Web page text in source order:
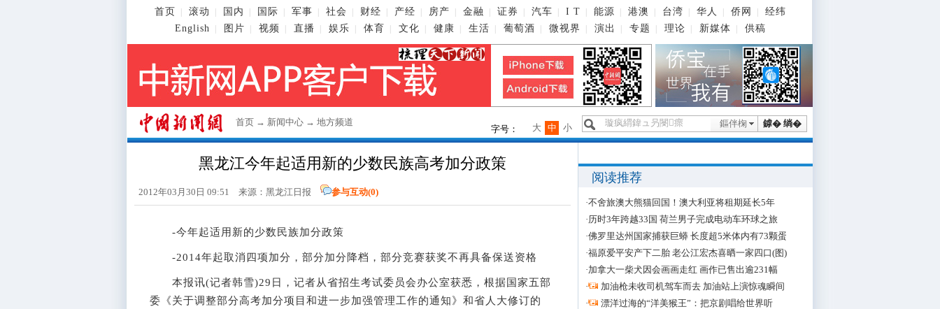
首页 滚动 国内 国际 军事 社会 财经 产经 房产 金融 证券 汽车 I T 能源 港澳 台湾 华人 侨网
经纬
English
图片 视频 直播 娱乐 体育 文化 健康 生活 葡萄酒 微视界 演出 专题 理论 新媒体 供稿
首页 → 新闻中心 → 地方频道 鎼� 绱�
鏂伴椈
字号： 小
中
大
黑龙江今年起适用新的少数民族高考加分政策
2012年03月30日 09:51 来源：黑龙江日报 参与互动(0)
-今年起适用新的少数民族加分政策
-2014年起取消四项加分，部分加分降档，部分竞赛获奖不再具备保送资格
本报讯(记者韩雪)29日，记者从省招生考试委员会办公室获悉，根据国家五部
委《关于调整部分高考加分项目和进一步加强管理工作的通知》和省人大修订的
阅读推荐
·不舍旅澳大熊猫回国！澳大利亚将租期延长5年
·历时3年跨越33国 荷兰男子完成电动车环球之旅
·佛罗里达州国家捕获巨蟒 长度超5米体内有73颗蛋
·福原爱平安产下二胎 老公江宏杰喜晒一家四口(图)
·加拿大一柴犬因会画画走红 画作已售出逾231幅
·
加油枪未收司机驾车而去 加油站上演惊魂瞬间
·
漂洋过海的“洋美猴王”：把京剧唱给世界听